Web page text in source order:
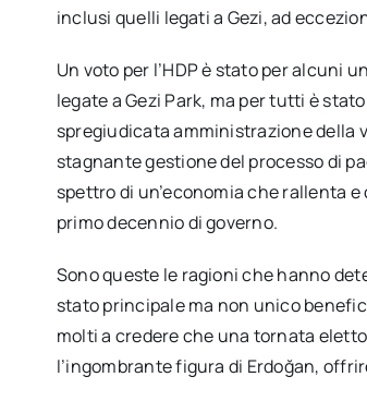
inclusi quelli legati a Gezi, ad
Un voto per l’HDP è stato per alcuni
legate a Gezi Park, ma per tutti è
spregiudicata amministrazione della
stagnante gestione del processo di
spettro di un’economia che rallenta
primo decennio di governo.
Sono queste le ragioni che hanno
stato principale ma non unico
molti a credere che una tornata
l’ingombrante figura di Erdoğan,